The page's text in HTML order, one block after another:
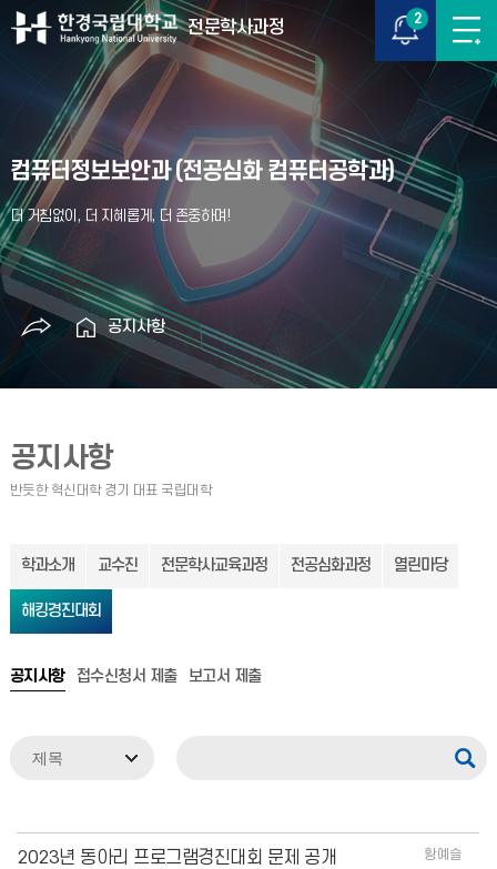
전문학사과정 2
컴퓨터정보보안과 (전공심화 컴퓨터공학과)
공지사항
공지사항
학과소개 교수진 전문학사교육과정 전공심화과정 열린마당
해킹경진대회
공지사항 접수신청서 제출 보고서 제출
2023년 동아리 프로그램경진대회 문제 공개
황예슬